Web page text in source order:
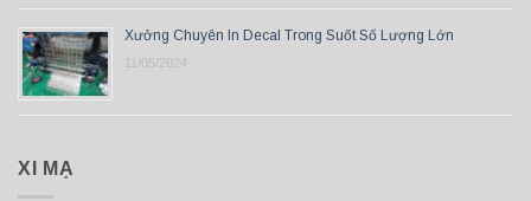
Xưởng Chuyên In Decal Trong Suốt Số Lượng Lớn
11/05/2024
XI MẠ